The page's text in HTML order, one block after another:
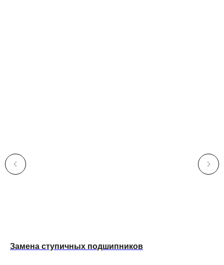
Замена ступичных подшипников